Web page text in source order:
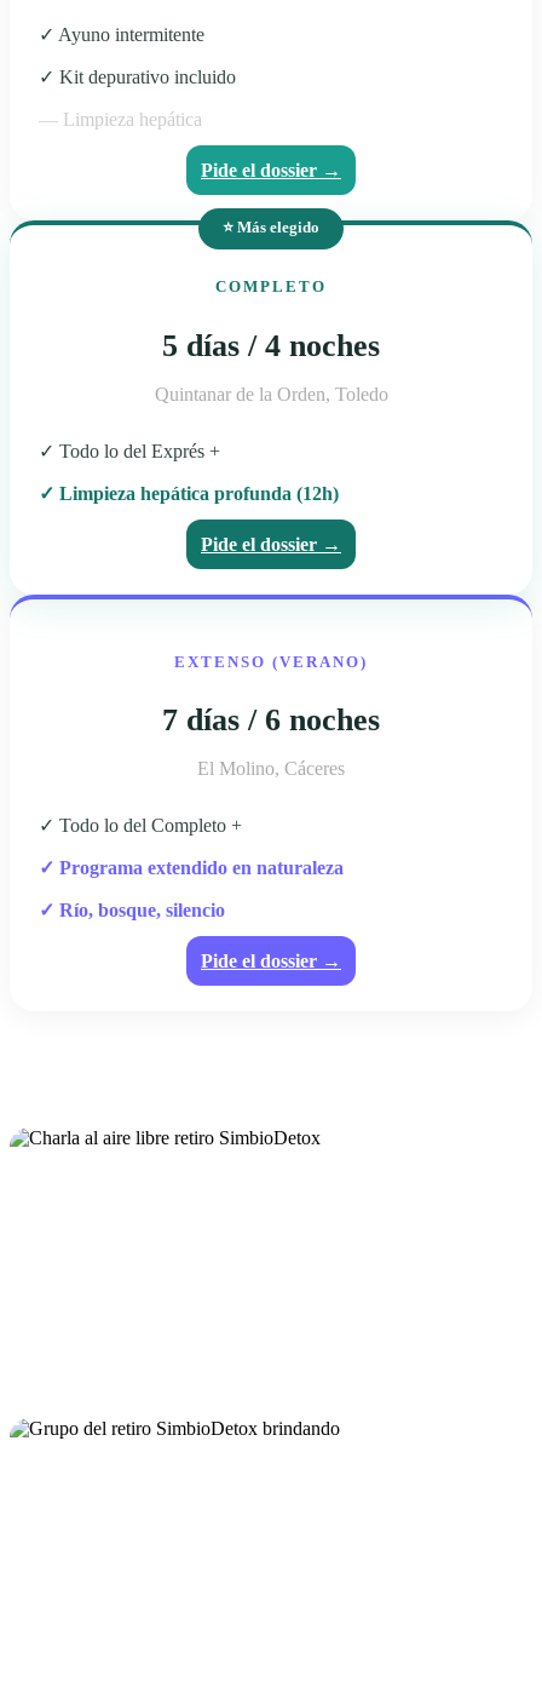
✓ Ayuno intermitente
✓ Kit depurativo incluido
— Limpieza hepática
Pide el dossier →
⭐ Más elegido
COMPLETO
5 días / 4 noches
Quintanar de la Orden, Toledo
✓ Todo lo del Exprés +
✓ Limpieza hepática profunda (12h)
Pide el dossier →
EXTENSO (VERANO)
7 días / 6 noches
El Molino, Cáceres
✓ Todo lo del Completo +
✓ Programa extendido en naturaleza
✓ Río, bosque, silencio
Pide el dossier →